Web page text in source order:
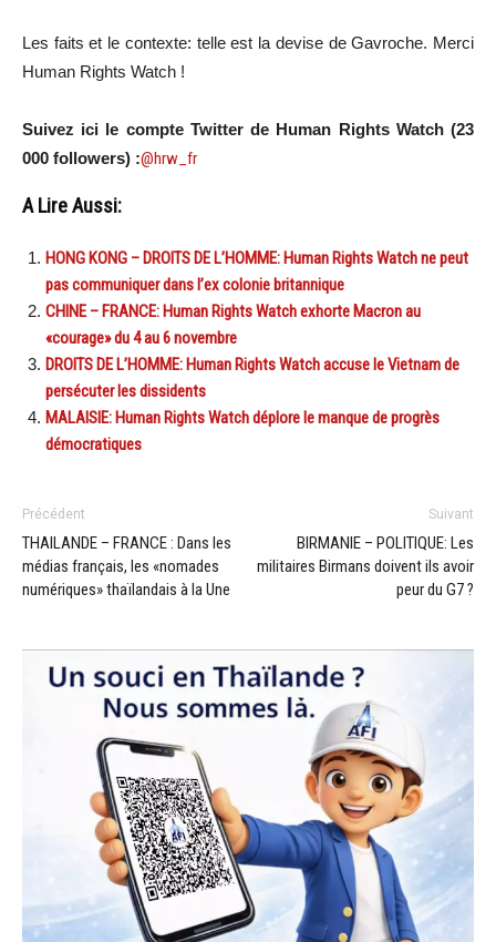
Les faits et le contexte: telle est la devise de Gavroche. Merci
Human Rights Watch !
Suivez ici le compte Twitter de Human Rights Watch (23
000 followers) :@hrw_fr
A Lire Aussi:
HONG KONG – DROITS DE L’HOMME: Human Rights Watch ne peut
pas communiquer dans l’ex colonie britannique
CHINE – FRANCE: Human Rights Watch exhorte Macron au
«courage» du 4 au 6 novembre
DROITS DE L’HOMME: Human Rights Watch accuse le Vietnam de
persécuter les dissidents
MALAISIE: Human Rights Watch déplore le manque de progrès
démocratiques
Précédent
THAILANDE – FRANCE : Dans les
médias français, les «nomades
numériques» thaïlandais à la Une
Suivant
BIRMANIE – POLITIQUE: Les
militaires Birmans doivent ils avoir
peur du G7 ?